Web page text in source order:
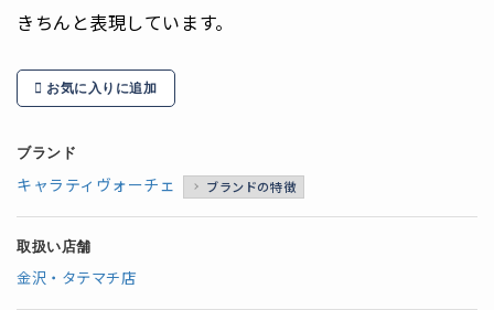
きちんと表現しています。
お気に入りに追加
ブランド
キャラティヴォーチェ ブランドの特徴
取扱い店舗
金沢・タテマチ店